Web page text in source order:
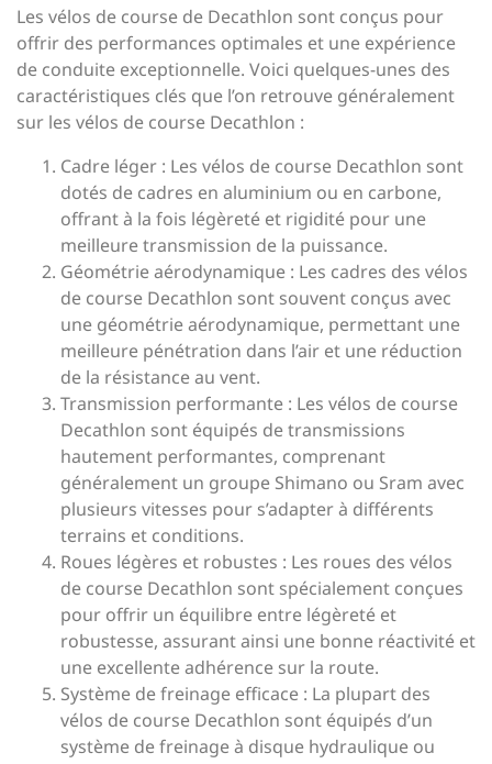
Les vélos de course de Decathlon sont conçus pour
offrir des performances optimales et une expérience
de conduite exceptionnelle. Voici quelques-unes des
caractéristiques clés que l’on retrouve généralement
sur les vélos de course Decathlon :
Cadre léger : Les vélos de course Decathlon sont
dotés de cadres en aluminium ou en carbone,
offrant à la fois légèreté et rigidité pour une
meilleure transmission de la puissance.
Géométrie aérodynamique : Les cadres des vélos
de course Decathlon sont souvent conçus avec
une géométrie aérodynamique, permettant une
meilleure pénétration dans l’air et une réduction
de la résistance au vent.
Transmission performante : Les vélos de course
Decathlon sont équipés de transmissions
hautement performantes, comprenant
généralement un groupe Shimano ou Sram avec
plusieurs vitesses pour s’adapter à différents
terrains et conditions.
Roues légères et robustes : Les roues des vélos
de course Decathlon sont spécialement conçues
pour offrir un équilibre entre légèreté et
robustesse, assurant ainsi une bonne réactivité et
une excellente adhérence sur la route.
Système de freinage efficace : La plupart des
vélos de course Decathlon sont équipés d’un
système de freinage à disque hydraulique ou